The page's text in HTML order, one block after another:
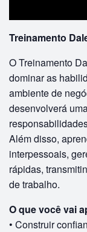
Treinamento
O Treinamento
dominar as
ambiente de
desenvolverá
Além disso,
interpessoais,
rápidas,
de trabalho.
O que você vai
• Construir